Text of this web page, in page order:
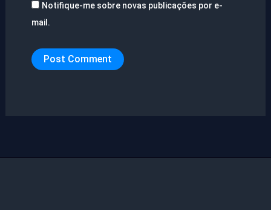
Notifique-me sobre novas publicações por e-
mail.